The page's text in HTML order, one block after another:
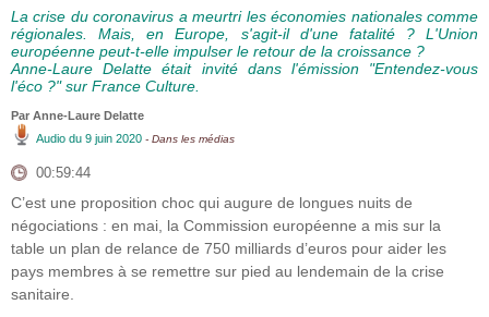
La crise du coronavirus a meurtri les économies nationales comme
régionales. Mais, en Europe, s'agit-il d'une fatalité ? L'Union
européenne peut-t-elle impulser le retour de la croissance ?
Anne-Laure Delatte était invité dans l'émission "Entendez-vous
l'éco ?" sur France Culture.
Par Anne-Laure Delatte
Audio du 9 juin 2020 - Dans les médias
00:59:44
C’est une proposition choc qui augure de longues nuits de
négociations : en mai, la Commission européenne a mis sur la
table un plan de relance de 750 milliards d’euros pour aider les
pays membres à se remettre sur pied au lendemain de la crise
sanitaire.